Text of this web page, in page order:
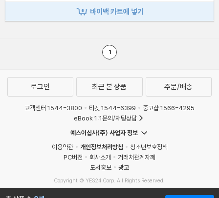
바이백 카트에 넣기
1
로그인 최근 본 상품 주문/배송
고객센터 1544-3800 티켓 1544-6399
중고샵 1566-4295
eBook 1:1문의/채팅상담
예스이십사(주) 사업자 정보
이용약관
개인정보처리방침
청소년보호정책
PC버전
회사소개
거래처관계자께
도서홍보
광고
Copyright © YES24 Corp. All Rights Reserved.
MATOM5